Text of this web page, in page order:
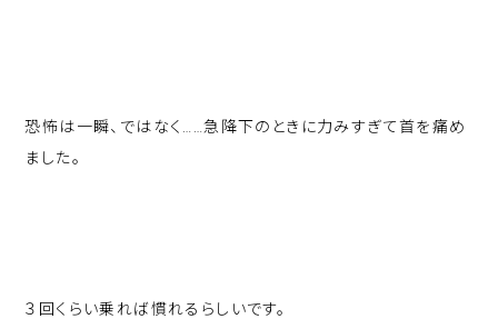
恐怖は一瞬、ではなく……急降下のときに力みすぎて首を痛め
ました。
３回くらい乗れば慣れるらしいです。